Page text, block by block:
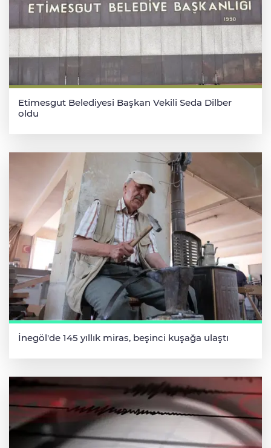
Etimesgut Belediyesi Başkan Vekili Seda Dilber
oldu
İnegöl'de 145 yıllık miras, beşinci kuşağa ulaştı